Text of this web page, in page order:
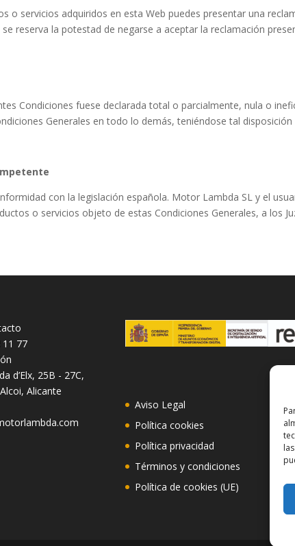
o servicios adquiridos en esta Web puedes presentar una
reserva la potestad de negarse a aceptar la reclamación
Condiciones fuese declarada total o parcialmente, nula o
Generales en todo lo demás, teniéndose tal disposición
con la legislación española. Motor Lambda SL y el
o servicios objeto de estas Condiciones Generales, a los
11 77
d’Elx, 25B - 27C,
Alicante
Aviso Legal
Política cookies
Política privacidad
Términos y condiciones
Política de cookies (UE)